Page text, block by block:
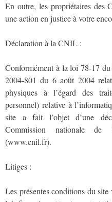
En outre, les propriétaires des
une action en justice à votre
Déclaration à la CNIL :
Conformément à la loi 78-17
2004-801 du 6 août 2004
physiques à l’égard des
personnel) relative à
site a fait l’objet d’une
Commission nationale de
(www.cnil.fr).
Litiges :
Les présentes conditions du